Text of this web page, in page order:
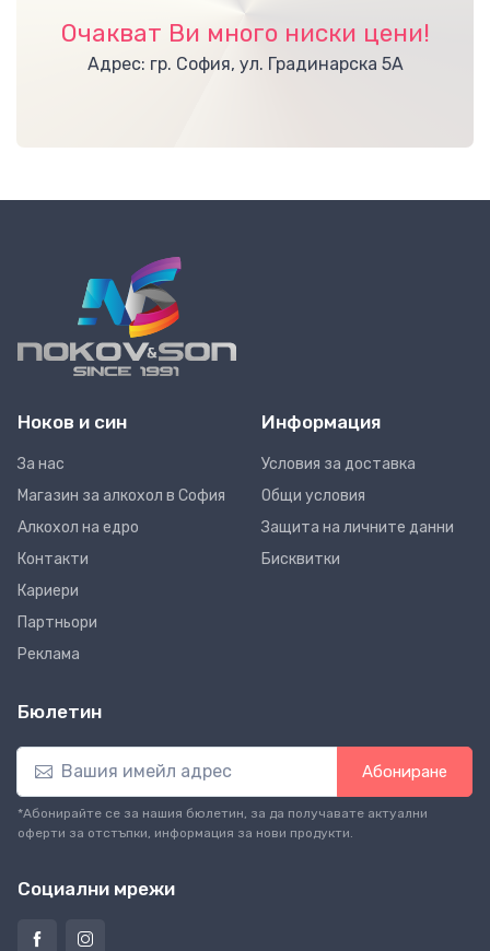
Очакват Ви много ниски цени!
Адрес: гр. София, ул. Градинарска 5А
Ноков и син
За нас
Магазин за алкохол в София
Алкохол на едро
Контакти
Кариери
Партньори
Реклама
Информация
Условия за доставка
Общи условия
Защита на личните данни
Бисквитки
Бюлетин
Абониране
*Абонирайте се за нашия бюлетин, за да получавате актуални
оферти за отстъпки, информация за нови продукти.
Социални мрежи